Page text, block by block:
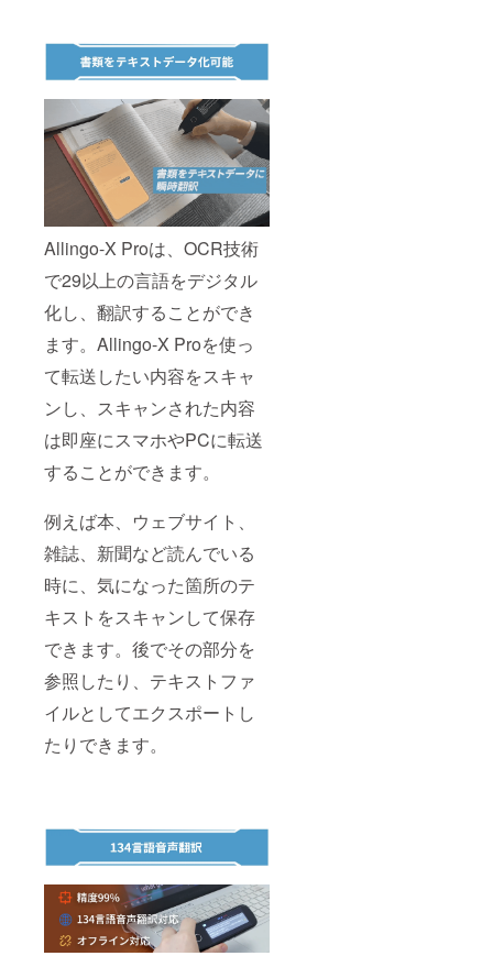
Allingo-X Proは、OCR技術
で29以上の言語をデジタル
化し、翻訳することができ
ます。Allingo-X Proを使っ
て転送したい内容をスキャ
ンし、スキャンされた内容
は即座にスマホやPCに転送
することができます。
例えば本、ウェブサイト、
雑誌、新聞など読んでいる
時に、気になった箇所のテ
キストをスキャンして保存
できます。後でその部分を
参照したり、テキストファ
イルとしてエクスポートし
たりできます。